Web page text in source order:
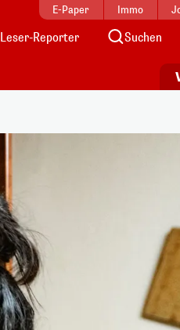
E-Paper Immo
Leser-Reporter Suchen